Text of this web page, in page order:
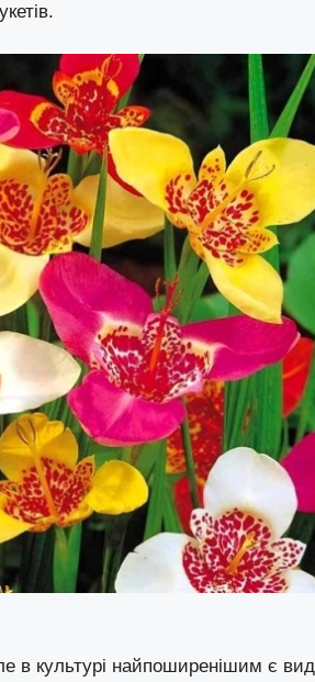
в культурі найпоширенішим є вид